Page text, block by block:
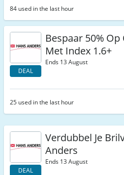
84 used in the last hour
DEAL
Bespaar 50%
Met Index 1.6+
Ends 13 August
25 used in the last hour
DEAL
Verdubbel Je
Anders
Ends 13 August